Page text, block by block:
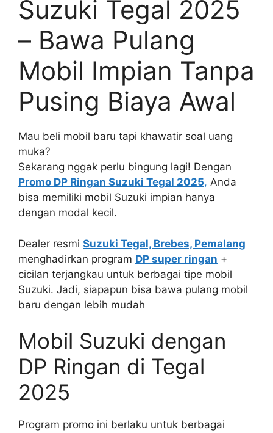
Suzuki Tegal 2025
– Bawa Pulang
Mobil Impian Tanpa
Pusing Biaya Awal
Mau beli mobil baru tapi khawatir soal uang
muka?
Sekarang nggak perlu bingung lagi! Dengan
Promo DP Ringan Suzuki Tegal 2025, Anda
bisa memiliki mobil Suzuki impian hanya
dengan modal kecil.
Dealer resmi Suzuki Tegal, Brebes, Pemalang
menghadirkan program DP super ringan +
cicilan terjangkau untuk berbagai tipe mobil
Suzuki. Jadi, siapapun bisa bawa pulang mobil
baru dengan lebih mudah
Mobil Suzuki dengan
DP Ringan di Tegal
2025
Program promo ini berlaku untuk berbagai